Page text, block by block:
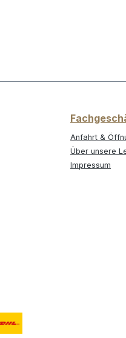
Anfahrt &
Über unsere
Impressum